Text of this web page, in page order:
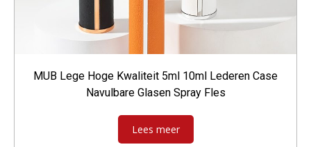
MUB Lege Hoge Kwaliteit 5ml 10ml Lederen Case
Navulbare Glasen Spray Fles
Lees meer